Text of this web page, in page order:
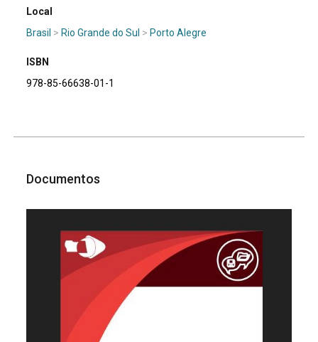
Local
Brasil > Rio Grande do Sul > Porto Alegre
ISBN
978-85-66638-01-1
Documentos